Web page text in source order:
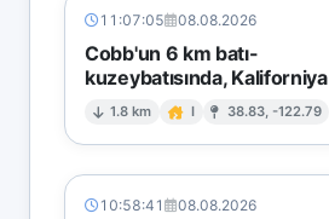
11:07:05 08.08.2026
Cobb'un 6 km batı-
kuzeybatısında, Kaliforniya
1.8 km I 38.83, -122.79
10:58:41 08.08.2026